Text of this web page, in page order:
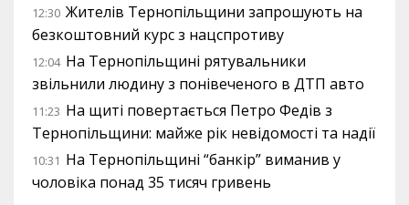
12:30 Жителів Тернопільщини запрошують на
безкоштовний курс з нацспротиву
12:04 На Тернопільщині рятувальники
звільнили людину з понівеченого в ДТП авто
11:23 На щиті повертається Петро Федів з
Тернопільщини: майже рік невідомості та надії
10:31 На Тернопільщині “банкір” виманив у
чоловіка понад 35 тисяч гривень